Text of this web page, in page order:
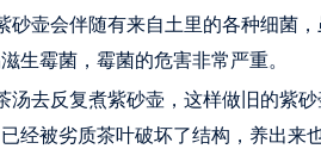
砂壶会伴随有来自土里的各种细菌
生霉菌，霉菌的危害非常严重。
汤去反复煮紫砂壶，这样做旧的紫
经被劣质茶叶破坏了结构，养出来也